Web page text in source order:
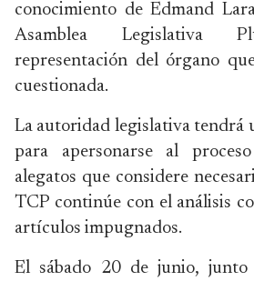
conocimiento de Edmand
Asamblea Legislativa
representación del órgano
cuestionada.
La autoridad legislativa tendrá
para apersonarse al
alegatos que considere
TCP continúe con el análisis
artículos impugnados.
El sábado 20 de junio,